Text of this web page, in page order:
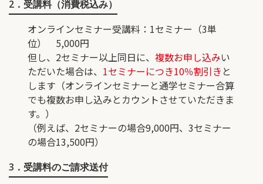
2．受講料（消費税込み）
オンラインセミナー受講料 ：1セミナー（3単
位） 5,000円
但し、2セミナー以上同日に、 複数お申し込みい
ただいた場合は、 1セミナーにつき10％割引き と
します（オンラインセミナーと通学セミナー合算
でも複数お申し込みとカウントさせていただきま
す。）
（例えば、2セミナーの場合9,000円、3セミナー
の場合13,500円）
3．受講料のご請求送付